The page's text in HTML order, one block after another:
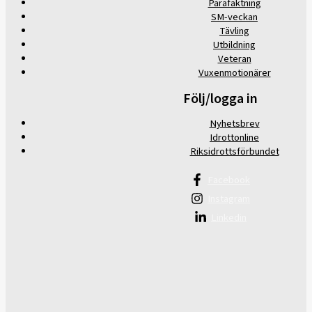
Parafäktning
SM-veckan
Tävling
Utbildning
Veteran
Vuxenmotionärer
Följ/logga in
Nyhetsbrev
Idrottonline
Riksidrottsförbundet